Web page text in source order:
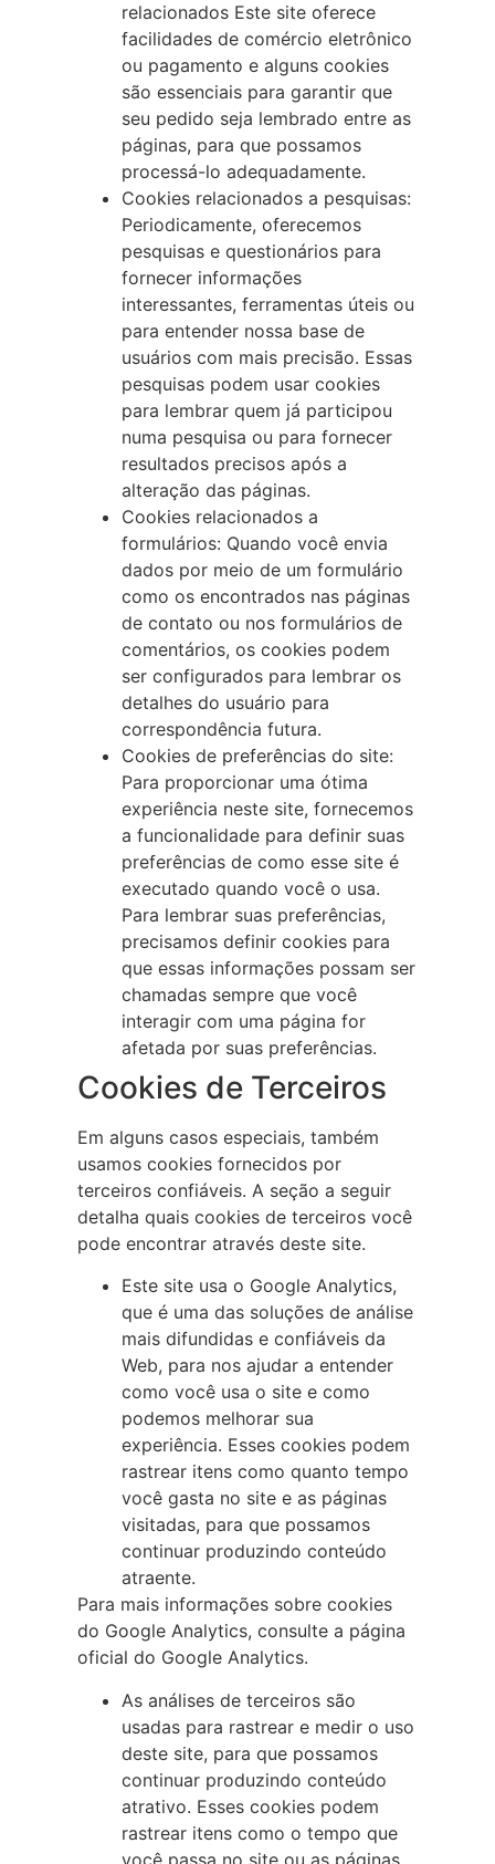
relacionados Este site oferece
facilidades de comércio eletrônico
ou pagamento e alguns cookies
são essenciais para garantir que
seu pedido seja lembrado entre as
páginas, para que possamos
processá-lo adequadamente.
Cookies relacionados a pesquisas:
Periodicamente, oferecemos
pesquisas e questionários para
fornecer informações
interessantes, ferramentas úteis ou
para entender nossa base de
usuários com mais precisão. Essas
pesquisas podem usar cookies
para lembrar quem já participou
numa pesquisa ou para fornecer
resultados precisos após a
alteração das páginas.
Cookies relacionados a
formulários: Quando você envia
dados por meio de um formulário
como os encontrados nas páginas
de contato ou nos formulários de
comentários, os cookies podem
ser configurados para lembrar os
detalhes do usuário para
correspondência futura.
Cookies de preferências do site:
Para proporcionar uma ótima
experiência neste site, fornecemos
a funcionalidade para definir suas
preferências de como esse site é
executado quando você o usa.
Para lembrar suas preferências,
precisamos definir cookies para
que essas informações possam ser
chamadas sempre que você
interagir com uma página for
afetada por suas preferências.
Cookies de Terceiros
Em alguns casos especiais, também
usamos cookies fornecidos por
terceiros confiáveis. A seção a seguir
detalha quais cookies de terceiros você
pode encontrar através deste site.
Este site usa o Google Analytics,
que é uma das soluções de análise
mais difundidas e confiáveis da
Web, para nos ajudar a entender
como você usa o site e como
podemos melhorar sua
experiência. Esses cookies podem
rastrear itens como quanto tempo
você gasta no site e as páginas
visitadas, para que possamos
continuar produzindo conteúdo
atraente.
Para mais informações sobre cookies
do Google Analytics, consulte a página
oficial do Google Analytics.
As análises de terceiros são
usadas para rastrear e medir o uso
deste site, para que possamos
continuar produzindo conteúdo
atrativo. Esses cookies podem
rastrear itens como o tempo que
você passa no site ou as páginas